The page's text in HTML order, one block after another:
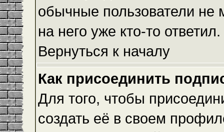
обычные пользователи не
на него уже кто-то ответил.
Вернуться к началу
Как присоединить
Для того, чтобы
создать её в своем